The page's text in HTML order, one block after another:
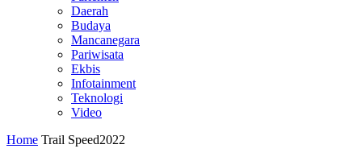
Daerah
Budaya
Mancanegara
Pariwisata
Ekbis
Infotainment
Teknologi
Video
Home Trail Speed2022